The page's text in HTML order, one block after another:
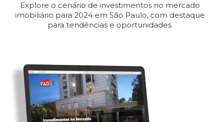
Explore o cenário de investimentos no mercado
imobiliário para 2024 em São Paulo, com destaque
para tendências e oportunidades.